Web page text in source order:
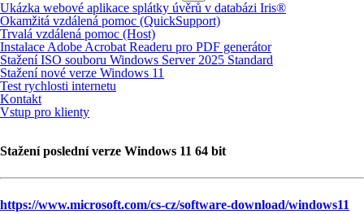
Ukázka webové aplikace splátky úvěrů v databázi Iris®
Okamžitá vzdálená pomoc (QuickSupport)
Trvalá vzdálená pomoc (Host)
Instalace Adobe Acrobat Readeru pro PDF generátor
Stažení ISO souboru Windows Server 2025 Standard
Stažení nové verze Windows 11
Test rychlosti internetu
Kontakt
Vstup pro klienty
Stažení poslední verze Windows 11 64 bit
https://www.microsoft.com/cs-cz/software-download/windows11